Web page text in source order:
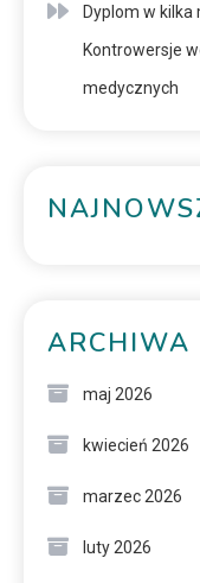
Dyplom w
Kontrowersje
medycznych
ARCHIWA
maj 2026
kwiecień 2026
marzec 2026
luty 2026